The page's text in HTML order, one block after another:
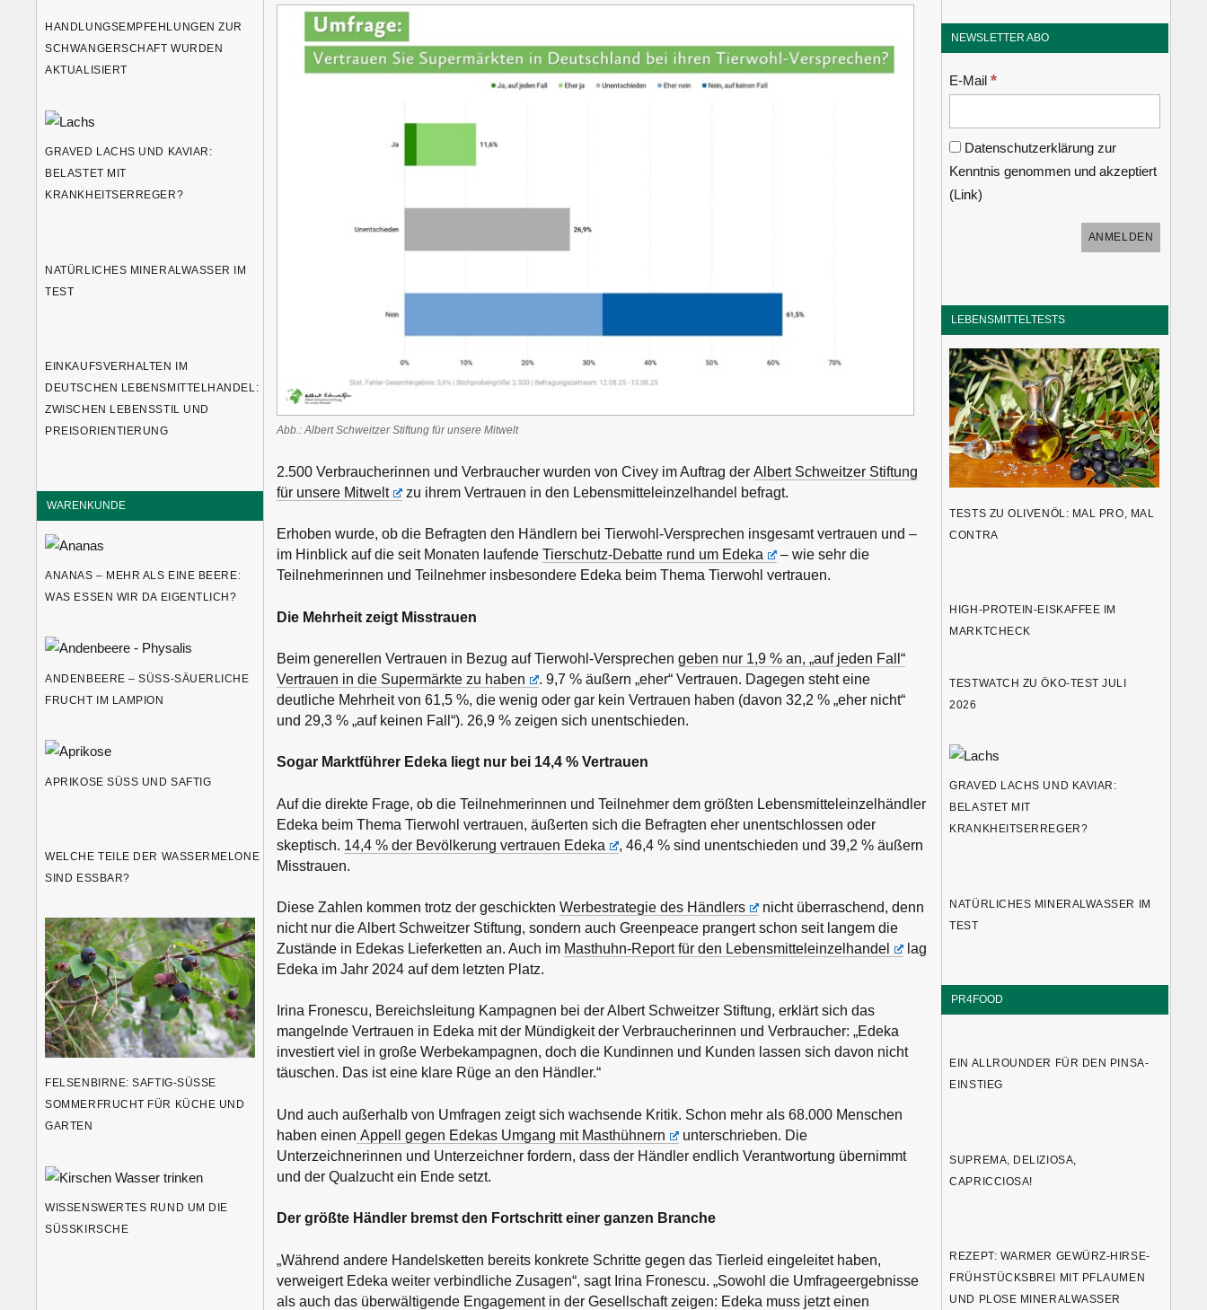
Abb.: Albert Schweitzer Stiftung für unsere Mitwelt
2.500 Verbraucherinnen und Verbraucher wurden von Civey im Auftrag der Albert Schweitzer Stiftung
für unsere Mitwelt
zu ihrem Vertrauen in den Lebensmitteleinzelhandel befragt.
Erhoben wurde, ob die Befragten den Händlern bei Tierwohl-Versprechen insgesamt vertrauen und –
im Hinblick auf die seit Monaten laufende Tierschutz-Debatte rund um Edeka
– wie sehr die
Teilnehmerinnen und Teilnehmer insbesondere Edeka beim Thema Tierwohl vertrauen.
Die Mehrheit zeigt Misstrauen
Beim generellen Vertrauen in Bezug auf Tierwohl-Versprechen geben nur 1,9 % an, „auf jeden Fall“
Vertrauen in die Supermärkte zu haben
. 9,7 % äußern „eher“ Vertrauen. Dagegen steht eine
deutliche Mehrheit von 61,5 %, die wenig oder gar kein Vertrauen haben (davon 32,2 % „eher nicht“
und 29,3 % „auf keinen Fall“). 26,9 % zeigen sich unentschieden.
Sogar Marktführer Edeka liegt nur bei 14,4 % Vertrauen
Auf die direkte Frage, ob die Teilnehmerinnen und Teilnehmer dem größten Lebensmitteleinzelhändler
Edeka beim Thema Tierwohl vertrauen, äußerten sich die Befragten eher unentschlossen oder
skeptisch. 14,4 % der Bevölkerung vertrauen Edeka
, 46,4 % sind unentschieden und 39,2 % äußern
Misstrauen.
Diese Zahlen kommen trotz der geschickten Werbestrategie des Händlers
nicht überraschend, denn
nicht nur die Albert Schweitzer Stiftung, sondern auch Greenpeace prangert schon seit langem die
Zustände in Edekas Lieferketten an. Auch im Masthuhn-Report für den Lebensmitteleinzelhandel
lag
Edeka im Jahr 2024 auf dem letzten Platz.
Irina Fronescu, Bereichsleitung Kampagnen bei der Albert Schweitzer Stiftung, erklärt sich das
mangelnde Vertrauen in Edeka mit der Mündigkeit der Verbraucherinnen und Verbraucher: „Edeka
investiert viel in große Werbekampagnen, doch die Kundinnen und Kunden lassen sich davon nicht
täuschen. Das ist eine klare Rüge an den Händler.“
Und auch außerhalb von Umfragen zeigt sich wachsende Kritik. Schon mehr als 68.000 Menschen
haben einen Appell gegen Edekas Umgang mit Masthühnern
unterschrieben. Die
Unterzeichnerinnen und Unterzeichner fordern, dass der Händler endlich Verantwortung übernimmt
und der Qualzucht ein Ende setzt.
Der größte Händler bremst den Fortschritt einer ganzen Branche
„Während andere Handelsketten bereits konkrete Schritte gegen das Tierleid eingeleitet haben,
verweigert Edeka weiter verbindliche Zusagen“, sagt Irina Fronescu. „Sowohl die Umfrageergebnisse
als auch das überwältigende Engagement in der Gesellschaft zeigen: Edeka muss jetzt einen
HANDLUNGSEMPFEHLUNGEN ZUR
SCHWANGERSCHAFT WURDEN
AKTUALISIERT
GRAVED LACHS UND KAVIAR:
BELASTET MIT
KRANKHEITSERREGER?
NATÜRLICHES MINERALWASSER IM
TEST
EINKAUFSVERHALTEN IM
DEUTSCHEN LEBENSMITTELHANDEL:
ZWISCHEN LEBENSSTIL UND
PREISORIENTIERUNG
WARENKUNDE
ANANAS – MEHR ALS EINE BEERE:
WAS ESSEN WIR DA EIGENTLICH?
ANDENBEERE – SÜSS-SÄUERLICHE F
RUCHT IM LAMPION
APRIKOSE SÜSS UND SAFTIG
WELCHE TEILE DER WASSERMELONE
SIND ESSBAR?
FELSENBIRNE: SAFTIG-SÜSSE S
OMMERFRUCHT FÜR KÜCHE UND G
ARTEN
WISSENSWERTES RUND UM DIE
SÜSSKIRSCHE
NEWSLETTER ABO
E-Mail*
Datenschutzerklärung zur
Kenntnis genommen und akzeptiert
(Link)
LEBENSMITTELTESTS
TESTS ZU OLIVENÖL: MAL PRO, MAL
CONTRA
HIGH-PROTEIN-EISKAFFEE IM
MARKTCHECK
TESTWATCH ZU ÖKO-TEST JULI
2026
GRAVED LACHS UND KAVIAR:
BELASTET MIT
KRANKHEITSERREGER?
NATÜRLICHES MINERALWASSER IM
TEST
PR4FOOD
EIN ALLROUNDER FÜR DEN PINSA-
EINSTIEG
SUPREMA, DELIZIOSA,
CAPRICCIOSA!
REZEPT: WARMER GEWÜRZ-HIRSE-
FRÜHSTÜCKSBREI MIT PFLAUMEN
UND PLOSE MINERALWASSER